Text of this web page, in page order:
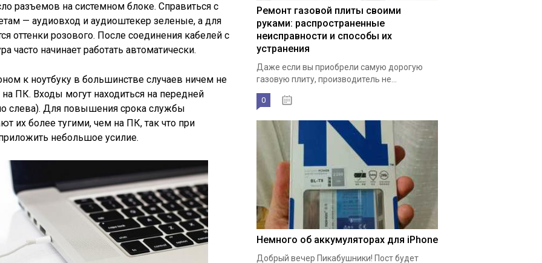
разъемов на системном блоке. Справиться с
— аудиовход и аудиоштекер зеленые, а для
оттенки розового. После соединения кабелей с
часто начинает работать автоматически.
к ноутбуку в большинстве случаев ничем не
на ПК. Входы могут находиться на передней
слева). Для повышения срока службы
их более тугими, чем на ПК, так что при
небольшое усилие.
Ремонт газовой плиты своими
руками: распространенные
неисправности и способы их
устранения
Даже если вы приобрели самую дорогую
газовую плиту, производитель не...
0
Немного об аккумуляторах для iPhone
Добрый вечер Пикабушники! Пост будет